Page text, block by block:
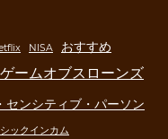
NISA おすすめ
ゲームオブスローンズ
センシティブ・パーソン
ックインカム